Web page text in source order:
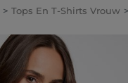
Tops En T-Shirts Vrouw